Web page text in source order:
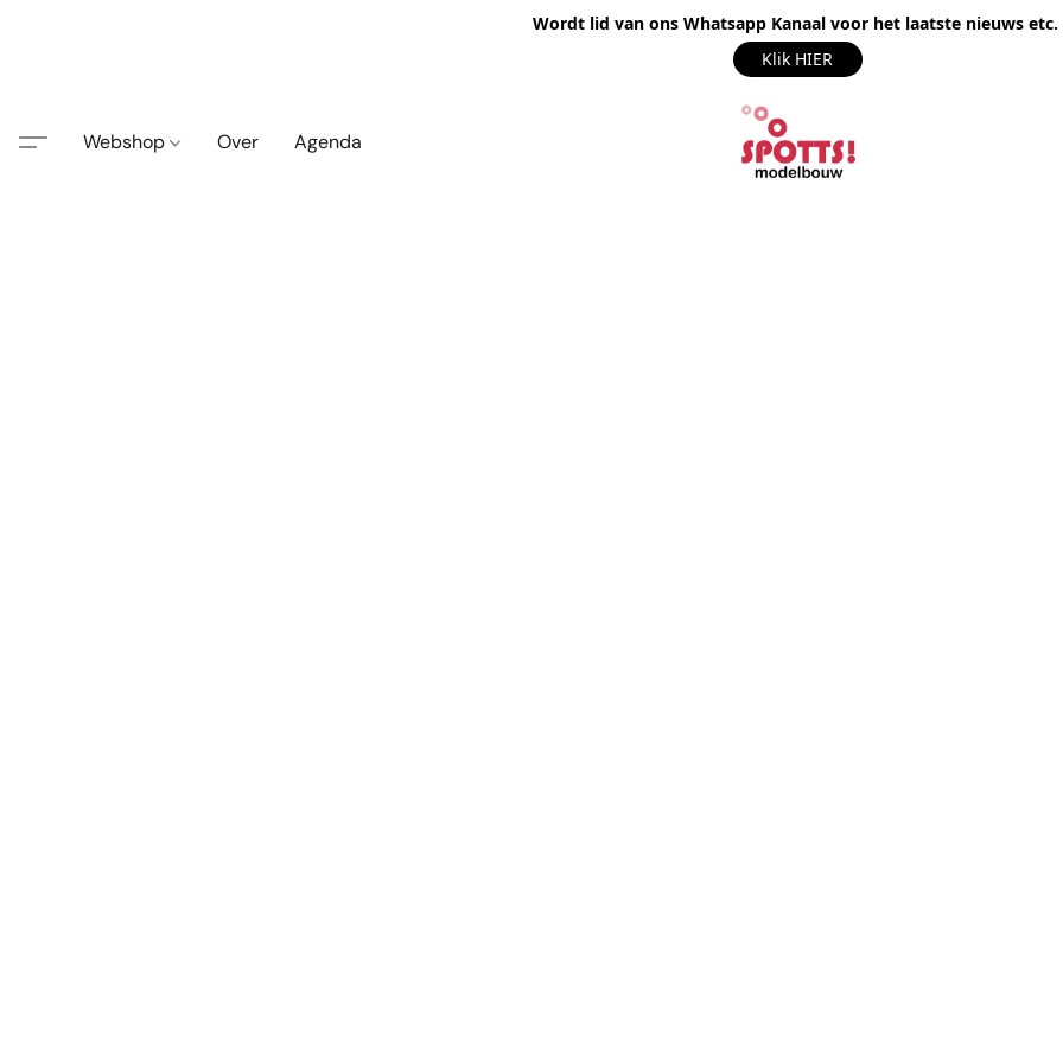
Wordt lid van ons Whatsapp Kanaal voor het laatste nieuws etc.
Klik HIER
Webshop Over Agenda